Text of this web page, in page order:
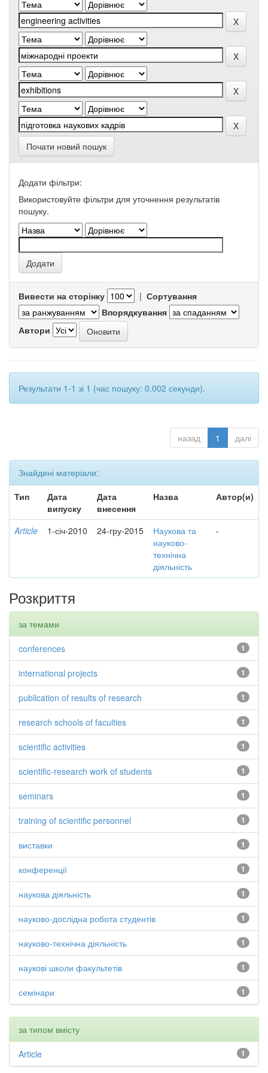
Почати новий пошук
Додати фільтри:
Використовуйте фільтри для уточнення результатів
пошуку.
Вивести на сторінку | Сортування
Впорядкування
Автори
Результати 1-1 зі 1 (час пошуку: 0.002 секунди).
назад 1 далі
Знайдені матеріали:
Тип
Дата
випуску
Дата
внесення
Назва Автор(и)
Article 1-січ-2010 24-гру-2015
Наукова та
науково-
технічна
діяльність
-
Розкриття
за темами
1
conferences
1
international projects
1
publication of results of research
1
research schools of faculties
1
scientific activities
1
scientific-research work of students
1
seminars
1
training of scientific personnel
1
виставки
1
конференції
1
наукова діяльність
1
науково-дослідна робота студентів
1
науково-технічна діяльність
1
наукові школи факультетів
1
семінари
за типом вмісту
1
Article